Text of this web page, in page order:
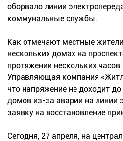
оборвало линии
коммунальные службы.
Как отмечают местные
нескольких домах на
протяжении нескольких часов
Управляющая компания
что напряжение не доходит
домов из-за аварии на линии
заявку на восстановление
Сегодня, 27 апреля, на